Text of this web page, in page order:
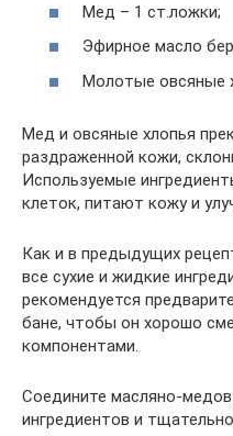
Мед – 1 ст.ложки;
Эфирное масло
Молотые овсяные
Мед и овсяные хлопья
раздраженной кожи,
Используемые
клеток, питают кожу и
Как и в предыдущих
все сухие и жидкие
рекомендуется
бане, чтобы он хорошо
компонентами.
Соедините масляно-
ингредиентов и